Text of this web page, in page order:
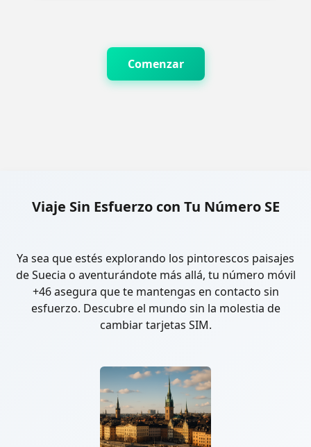
Comenzar
Viaje Sin Esfuerzo con Tu Número SE
Ya sea que estés explorando los pintorescos paisajes
de Suecia o aventurándote más allá, tu número móvil
+46 asegura que te mantengas en contacto sin
esfuerzo. Descubre el mundo sin la molestia de
cambiar tarjetas SIM.